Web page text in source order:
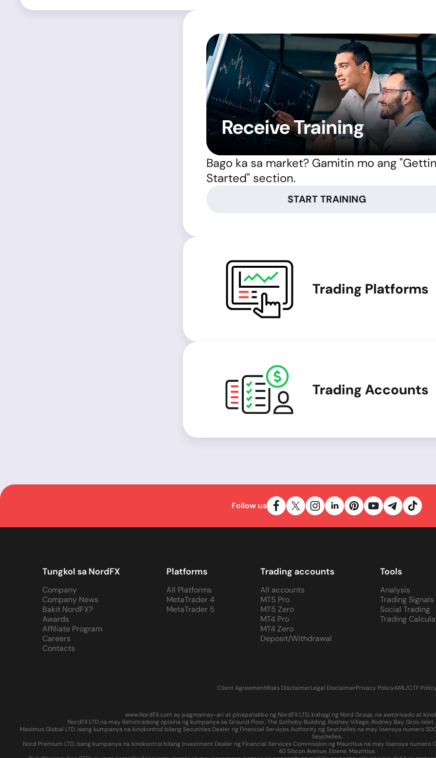
Receive Training
Bago ka sa market? Gamitin mo ang
Started" section.
START TRAINING
Trading Platforms
Trading Accounts
Follow us
Tungkol sa NordFX
Company
Company News
Bakit NordFX?
Awards
Affiliate Program
Careers
Contacts
Platforms
All Platforms
MetaTrader 4
MetaTrader 5
Trading accounts
All accounts
MT5 Pro
MT5 Zero
MT4 Pro
MT4 Zero
Deposit/Withdrawal
Tools
Analysis
Trading Signals
Social Trading
Trading
Client AgreementRisks DisclaimerLegal DisclaimerPrivacy PolicyAML/CTF
www.NordFX.com ay pagmamay-ari at pinapatakbo ng NordFX LTD, bahagi ng Nord Group, na awtorisado at
NordFX LTD na may Rehistradong opisina ng kumpanya sa Ground Floor, The Sotheby Building, Rodney Village, Rodney Bay, Gros-
Maximus Global LTD, isang kumpanya na kinokontrol bilang Securities Dealer ng Financial Services Authority ng Seychelles na may lisensya numero
Seychelles.
Nord Premium LTD, isang kumpanya na kinokontrol bilang Investment Dealer ng Financial Services Commission ng Mauritius na may lisensya
40 Silicon Avenue, Ebene, Mauritius.